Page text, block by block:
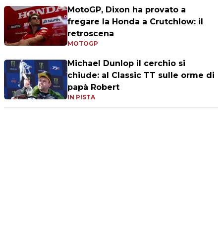
MotoGP, Dixon ha provato a
fregare la Honda a Crutchlow: il
retroscena
MOTOGP
Michael Dunlop il cerchio si
chiude: al Classic TT sulle orme di
papà Robert
IN PISTA